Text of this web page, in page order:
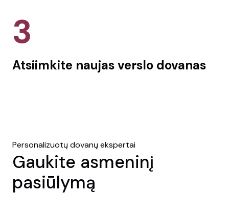
3
Atsiimkite naujas verslo dovanas
Personalizuotų dovanų ekspertai
Gaukite asmeninį
pasiūlymą